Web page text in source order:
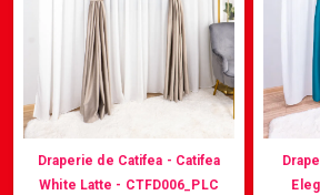
Draperie de Catifea - Catifea
White Latte - CTFD006_PLC